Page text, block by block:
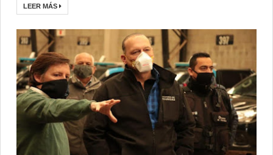
LEER MÁS